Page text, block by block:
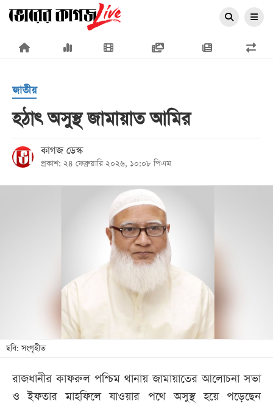
×
প্রচ্ছদ
স্টাইল
তথ্যপ্রযুক্তি
জাতীয়
হঠাৎ অসুস্থ জামায়াত আমির
কাগজ ডেস্ক
প্রকাশ: ২৪ ফেব্রুয়ারি ২০২৬, ১০:০৮ পিএম
ছবি: সংগৃহীত
রাজধানীর কাফরুল পশ্চিম থানায় জামায়াতের আলোচনা সভা
ও ইফতার মাহফিলে যাওয়ার পথে অসুস্থ হয়ে পড়েছেন